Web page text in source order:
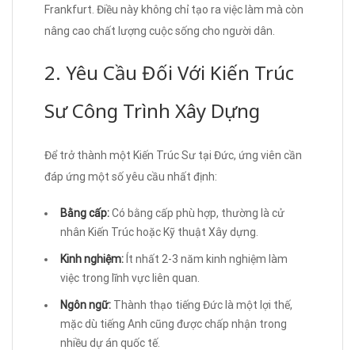
Frankfurt. Điều này không chỉ tạo ra việc làm mà còn
nâng cao chất lượng cuộc sống cho người dân.
2. Yêu Cầu Đối Với Kiến Trúc
Sư Công Trình Xây Dựng
Để trở thành một Kiến Trúc Sư tại Đức, ứng viên cần
đáp ứng một số yêu cầu nhất định:
Bằng cấp:Có bằng cấp phù hợp, thường là cử
nhân Kiến Trúc hoặc Kỹ thuật Xây dựng.
Kinh nghiệm: Ít nhất 2-3 năm kinh nghiệm làm
việc trong lĩnh vực liên quan.
Ngôn ngữ: Thành thạo tiếng Đức là một lợi thế,
mặc dù tiếng Anh cũng được chấp nhận trong
nhiều dự án quốc tế.